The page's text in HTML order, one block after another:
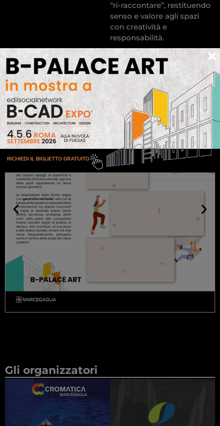
“ri-raccontare”, restituendo
senso e valore agli spazi
con creatività e
responsabilità.
GUARDA I PROGETTI
SELEZIONATI
Gli organizzatori